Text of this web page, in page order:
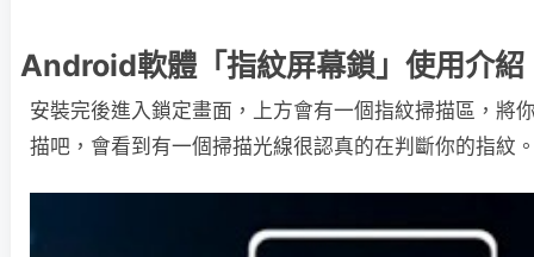
Android軟體「指紋屏幕鎖」使用介紹
安裝完後進入鎖定畫面，上方會有一個指紋掃描區，將
描吧，會看到有一個掃描光線很認真的在判斷你的指紋